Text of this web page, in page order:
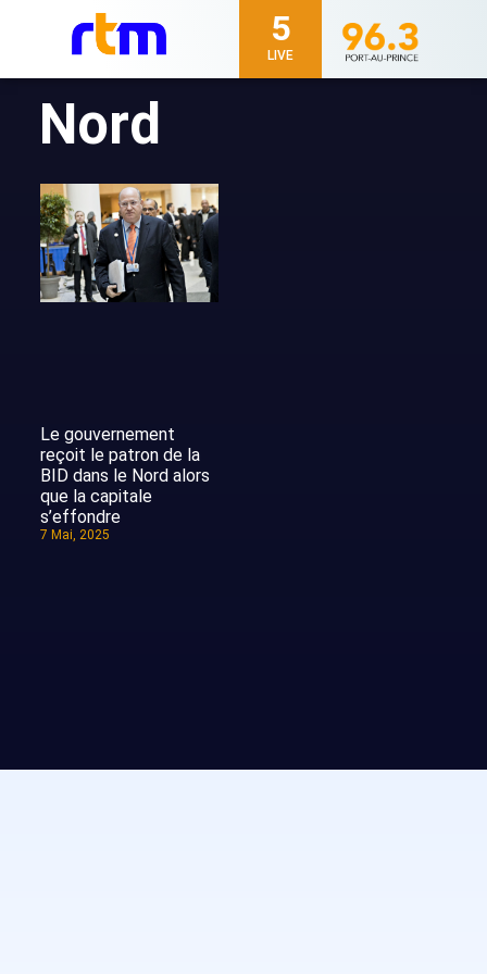
5
LIVE
Nord
Le gouvernement
reçoit le patron de la
BID dans le Nord alors
que la capitale
s’effondre
7 Mai, 2025